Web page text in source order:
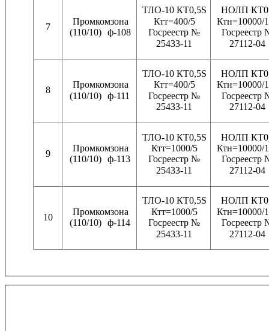
7
Промкомзона
(110/10) ф-108
ТЛО-10 КТ0,5S
Ктт=400/5
Госреестр №
25433-11
НОЛП
Ктн=10000/
Госреестр
27112-04
8
Промкомзона
(110/10) ф-111
ТЛО-10 КТ0,5S
Ктт=400/5
Госреестр №
25433-11
НОЛП
Ктн=10000/
Госреестр
27112-04
9
Промкомзона
(110/10) ф-113
ТЛО-10 КТ0,5S
Ктт=1000/5
Госреестр №
25433-11
НОЛП
Ктн=10000/
Госреестр
27112-04
10
Промкомзона
(110/10) ф-114
ТЛО-10 КТ0,5S
Ктт=1000/5
Госреестр №
25433-11
НОЛП
Ктн=10000/
Госреестр
27112-04